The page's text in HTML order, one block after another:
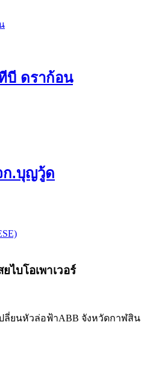
บี ดราก้อน
ก.บุญวู้ด
ไบโอเพาเวอร์
ลี่ยนหัวล่อฟ้าABB จังหวัดกาฬสิน